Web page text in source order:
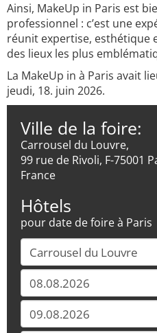
Ainsi, MakeUp in Paris est
professionnel : c’est une
réunit expertise, esthétique
des lieux les plus
La MakeUp in à Paris avait
jeudi, 18. juin 2026.
Ville de la foire:
Carrousel du Louvre,
99 rue de Rivoli, F-75001
France
Hôtels
pour date de foire à Paris